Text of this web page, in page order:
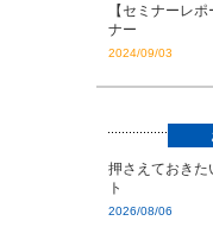
【セミナーレ
ナー
2024/09/03
押さえておきた
ト
2026/08/06